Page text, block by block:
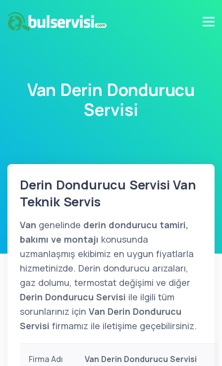
Van Derin Dondurucu
Servisi
Derin Dondurucu Servisi Van
Teknik Servis
Van genelinde derin dondurucu tamiri,
bakımı ve montajı konusunda
uzmanlaşmış ekibimiz en uygun fiyatlarla
hizmetinizde. Derin dondurucu arızaları,
gaz dolumu, termostat değişimi ve diğer
Derin Dondurucu Servisi ile ilgili tüm
sorunlarınız için Van Derin Dondurucu
Servisi firmamız ile iletişime geçebilirsiniz.
Firma Adı Van Derin Dondurucu Servisi